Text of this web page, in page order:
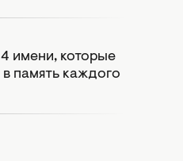
имени, которые
память каждого